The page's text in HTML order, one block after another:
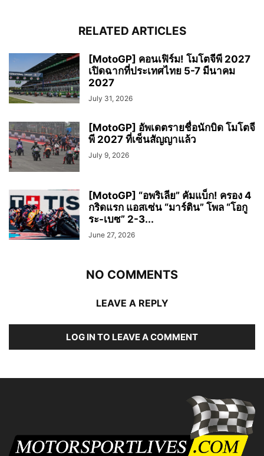
RELATED ARTICLES
[MotoGP] คอนเฟิร์ม! โมโตจีพี 2027
เปิดฉากที่ประเทศไทย 5-7 มีนาคม
2027
July 31, 2026
[MotoGP] อัพเดตรายชื่อนักบิด โมโตจี
พี 2027 ที่เซ็นสัญญาแล้ว
July 9, 2026
[MotoGP] “อพริเลีย” คัมแบ็ก! ครอง 4
กริดแรก แอสเซ่น “มาร์ติน” โพล “โอกู
ระ-เบซ” 2-3...
June 27, 2026
NO COMMENTS
LEAVE A REPLY
LOG IN TO LEAVE A COMMENT